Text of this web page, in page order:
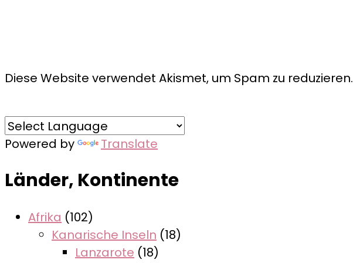
Diese Website verwendet Akismet, um Spam zu reduzieren.
Powered by Translate
Länder, Kontinente
Afrika (102)
Kanarische Inseln (18)
Lanzarote (18)